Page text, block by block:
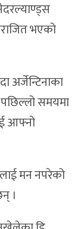
भएको
अर्जेन्टिनाका
समयमा
आफ्नो
मन नपरेको
।